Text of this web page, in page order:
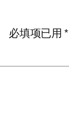
必填项已用*